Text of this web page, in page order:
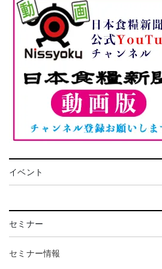
イベント
セミナー
セミナー情報